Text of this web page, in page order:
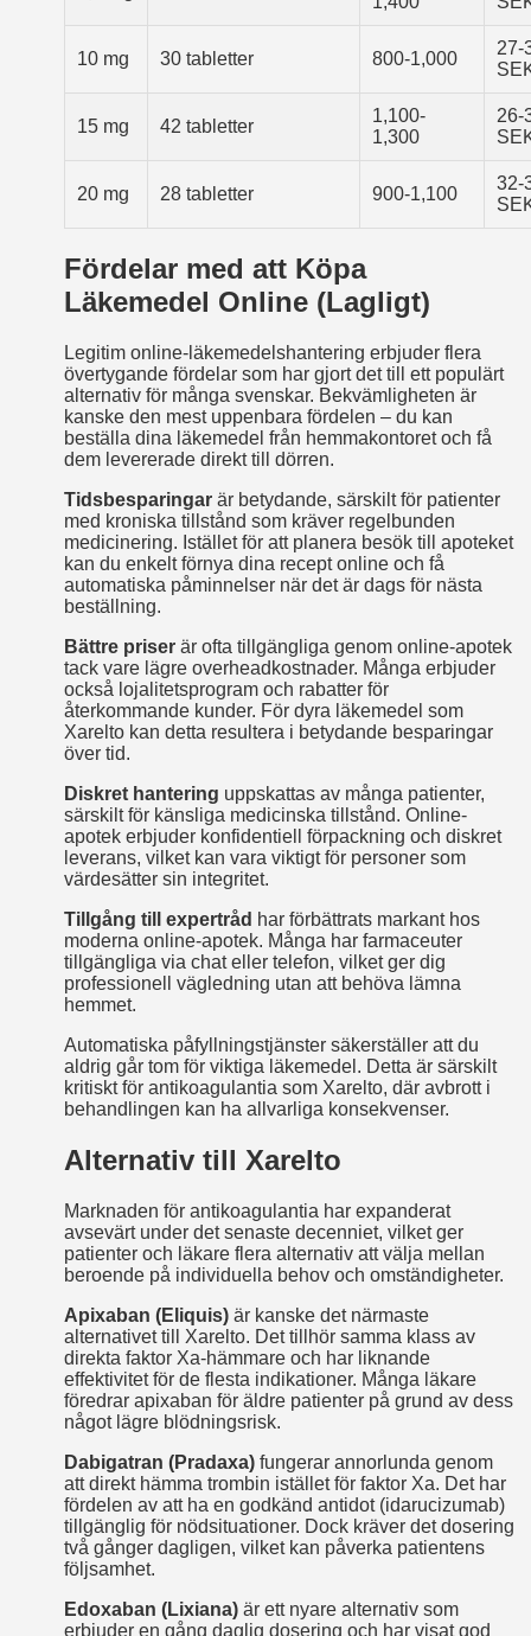
10 mg 30 tabletter 800-1,000
27-
15 mg 42 tabletter
1,100-
1,300
26-
20 mg 28 tabletter 900-1,100
32-
Fördelar med att Köpa
Läkemedel Online (Lagligt)
Legitim online-läkemedelshantering erbjuder flera
övertygande fördelar som har gjort det till ett populärt
alternativ för många svenskar. Bekvämligheten är
kanske den mest uppenbara fördelen – du kan
beställa dina läkemedel från hemmakontoret och få
dem levererade direkt till dörren.
Tidsbesparingarär betydande, särskilt för patienter
med kroniska tillstånd som kräver regelbunden
medicinering. Istället för att planera besök till apoteket
kan du enkelt förnya dina recept online och få
automatiska påminnelser när det är dags för nästa
beställning.
Bättre priserär ofta tillgängliga genom online-apotek
tack vare lägre overheadkostnader. Många erbjuder
också lojalitetsprogram och rabatter för
återkommande kunder. För dyra läkemedel som
Xarelto kan detta resultera i betydande besparingar
över tid.
Diskret hantering uppskattas av många patienter,
särskilt för känsliga medicinska tillstånd. Online-
apotek erbjuder konfidentiell förpackning och diskret
leverans, vilket kan vara viktigt för personer som
värdesätter sin integritet.
Tillgång till expertråd har förbättrats markant hos
moderna online-apotek. Många har farmaceuter
tillgängliga via chat eller telefon, vilket ger dig
professionell vägledning utan att behöva lämna
hemmet.
Automatiska påfyllningstjänster säkerställer att du
aldrig går tom för viktiga läkemedel. Detta är särskilt
kritiskt för antikoagulantia som Xarelto, där avbrott i
behandlingen kan ha allvarliga konsekvenser.
Alternativ till Xarelto
Marknaden för antikoagulantia har expanderat
avsevärt under det senaste decenniet, vilket ger
patienter och läkare flera alternativ att välja mellan
beroende på individuella behov och omständigheter.
Apixaban (Eliquis)är kanske det närmaste
alternativet till Xarelto. Det tillhör samma klass av
direkta faktor Xa-hämmare och har liknande
effektivitet för de flesta indikationer. Många läkare
föredrar apixaban för äldre patienter på grund av dess
något lägre blödningsrisk.
Dabigatran (Pradaxa)fungerar annorlunda genom
att direkt hämma trombin istället för faktor Xa. Det har
fördelen av att ha en godkänd antidot (idarucizumab)
tillgänglig för nödsituationer. Dock kräver det dosering
två gånger dagligen, vilket kan påverka patientens
följsamhet.
Edoxaban (Lixiana)är ett nyare alternativ som
erbjuder en gång daglig dosering och har visat god